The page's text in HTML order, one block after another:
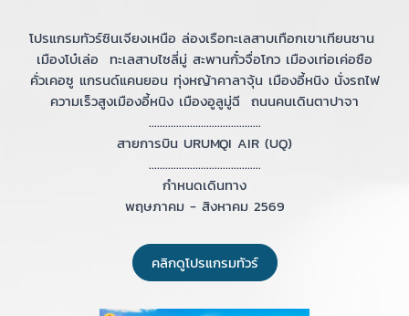
โปรแกรมทัวร์ซินเจียงเหนือ ล่องเรือทะเลสาบเทือกเขาเทียนซาน
เมืองโบ๋เล่อ ทะเลสาบไซลี่มู่ สะพานกั๋วจื่อโกว เมืองเท่อเค่อซือ
คั่วเคอซู แกรนด์แคนยอน ทุ่งหญ้าคาลาจุ้น เมืองอี้หนิง นั่งรถไฟ
ความเร็วสูงเมืองอี้หนิง เมืองอูลูมู่ฉี ถนนคนเดินตาปาจา
.........................................
สายการบิน URUMQI AIR (UQ)
.........................................
กำหนดเดินทาง
พฤษภาคม - สิงหาคม 2569
คลิกดูโปรแกรมทัวร์